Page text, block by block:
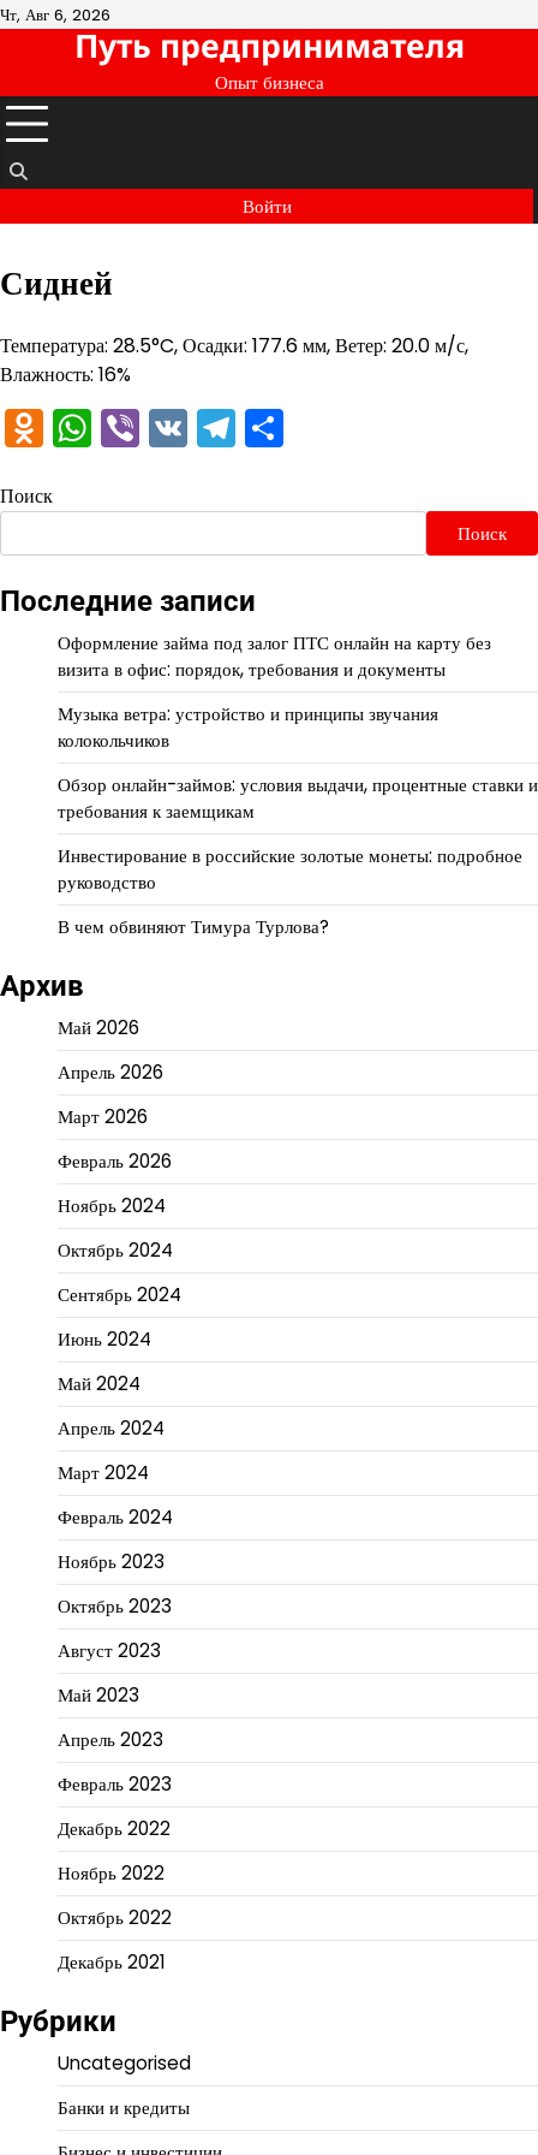
Перейти
содержимому
Чт, Авг 6, 2026
Путь предпринимателя
Опыт бизнеса
Войти
Сидней
Температура: 28.5°C, Осадки: 177.6 мм, Ветер: 20.0 м/с,
Влажность: 16%
Odnoklassniki
WhatsApp
Viber
VKTelegram
Поиск
Поиск
Последние записи
Оформление займа под залог ПТС онлайн на карту без
визита в офис: порядок, требования и документы
Музыка ветра: устройство и принципы звучания
колокольчиков
Обзор онлайн-займов: условия выдачи, процентные ставки и
требования к заемщикам
Инвестирование в российские золотые монеты: подробное
руководство
В чем обвиняют Тимура Турлова?
Архив
Май 2026
Апрель 2026
Март 2026
Февраль 2026
Ноябрь 2024
Октябрь 2024
Сентябрь 2024
Июнь 2024
Май 2024
Апрель 2024
Март 2024
Февраль 2024
Ноябрь 2023
Октябрь 2023
Август 2023
Май 2023
Апрель 2023
Февраль 2023
Декабрь 2022
Ноябрь 2022
Октябрь 2022
Декабрь 2021
Рубрики
Uncategorised
Банки и кредиты